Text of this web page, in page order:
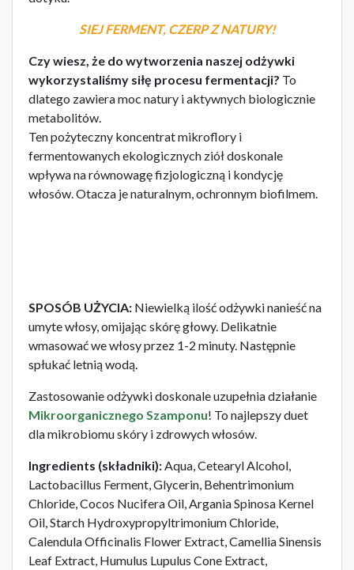
SIEJ FERMENT, CZERP Z NATURY!
Czy wiesz, że do wytworzenia naszej odżywki
wykorzystaliśmy siłę procesu fermentacji? To
dlatego zawiera moc natury i aktywnych biologicznie
metabolitów.
Ten pożyteczny koncentrat mikroflory i
fermentowanych ekologicznych ziół doskonale
wpływa na równowagę fizjologiczną i kondycję
włosów. Otacza je naturalnym, ochronnym biofilmem.
SPOSÓB UŻYCIA: Niewielką ilość odżywki nanieść na
umyte włosy, omijając skórę głowy. Delikatnie
wmasować we włosy przez 1-2 minuty. Następnie
spłukać letnią wodą.
Zastosowanie odżywki doskonale uzupełnia działanie
Mikroorganicznego Szamponu! To najlepszy duet
dla mikrobiomu skóry i zdrowych włosów.
Ingredients (składniki): Aqua, Cetearyl Alcohol,
Lactobacillus Ferment, Glycerin, Behentrimonium
Chloride, Cocos Nucifera Oil, Argania Spinosa Kernel
Oil, Starch Hydroxypropyltrimonium Chloride,
Calendula Officinalis Flower Extract, Camellia Sinensis
Leaf Extract, Humulus Lupulus Cone Extract,